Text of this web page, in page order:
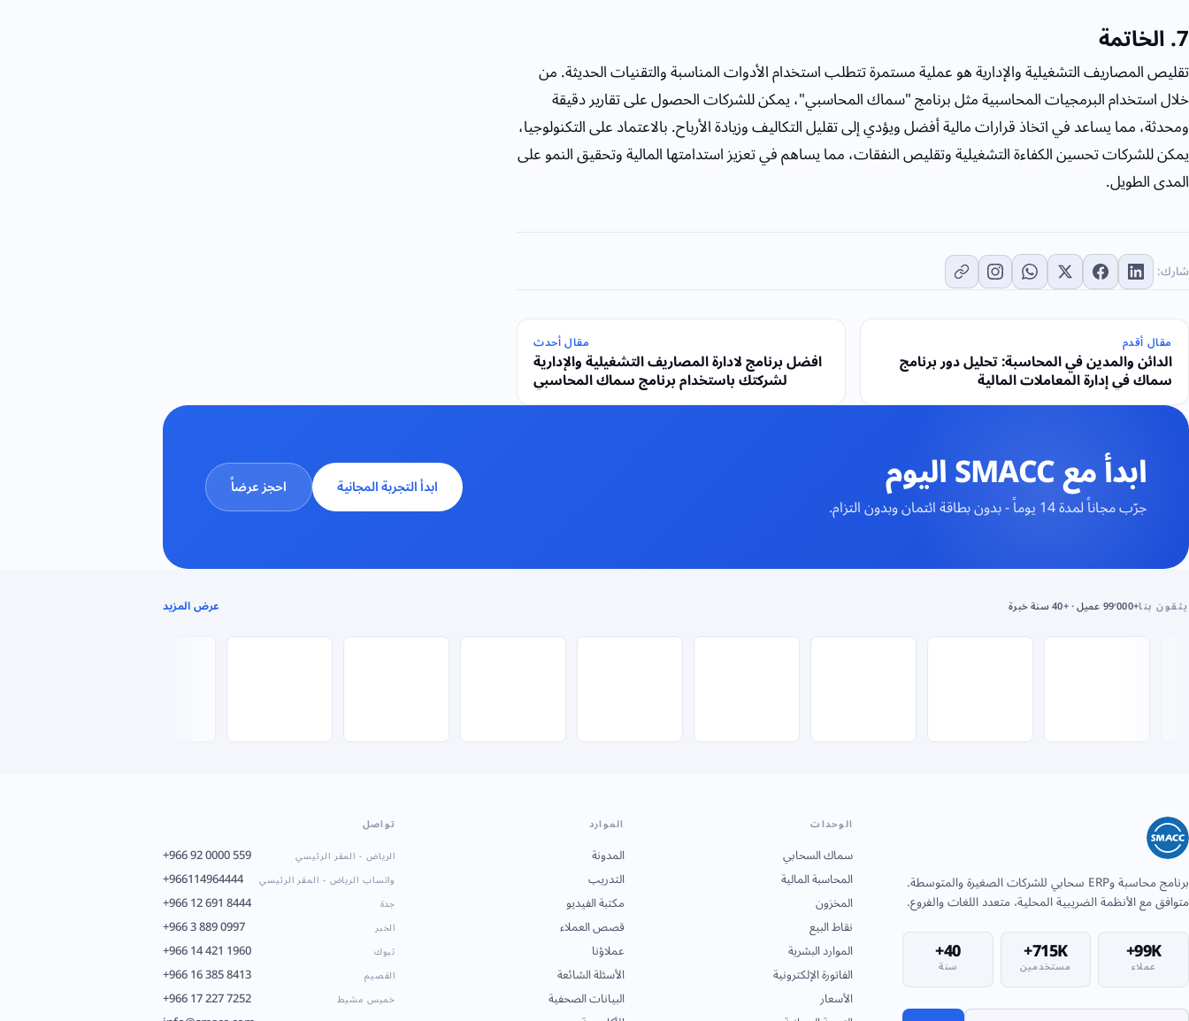
7. الخاتمة
تقليص المصاريف التشغيلية والإدارية هو عملية مستمرة تتطلب استخدام الأدوات المناسبة والتقنيات الحديثة. من
خلال استخدام البرمجيات المحاسبية مثل برنامج "سماك المحاسبي"، يمكن للشركات الحصول على تقارير دقيقة
ومحدثة، مما يساعد في اتخاذ قرارات مالية أفضل ويؤدي إلى تقليل التكاليف وزيادة الأرباح. بالاعتماد على التكنولوجيا،
يمكن للشركات تحسين الكفاءة التشغيلية وتقليص النفقات، مما يساهم في تعزيز استدامتها المالية وتحقيق النمو على
المدى الطويل.
شارك:
مقال أقدم
الدائن والمدين في المحاسبة: تحليل دور برنامج
سماك في إدارة المعاملات المالية
مقال أحدث
افضل برنامج لادارة المصاريف التشغيلية والإدارية
لشركتك باستخدام برنامج سماك المحاسبي
ابدأ مع SMACC اليوم
جرّب مجاناً لمدة 14 يوماً - بدون بطاقة ائتمان وبدون التزام.
ابدأ التجربة المجانية احجز عرضاً
يثقون بنا+99٬000 عميل · +40 سنة خبرة عرض المزيد
برنامج محاسبة وERP سحابي للشركات الصغيرة والمتوسطة.
متوافق مع الأنظمة الضريبية المحلية، متعدد اللغات والفروع.
99K+
عملاء 715K+
مستخدمين 40+
سنة
الوحدات
سماك السحابي
المحاسبة المالية
المخزون
نقاط البيع
الموارد البشرية
الفاتورة الإلكترونية
الأسعار
الموارد
المدونة
التدريب
مكتبة الفيديو
قصص العملاء
عملاؤنا
الأسئلة الشائعة
البيانات الصحفية
تواصل
+966 92 0000 559 الرياض - المقر الرئيسي
+966114964444 واتساب الرياض - المقر الرئيسي
+966 12 691 8444 جدة
+966 3 889 0997 الخبر
+966 14 421 1960 تبوك
+966 16 385 8413 القصيم
+966 17 227 7252 خميس مشيط